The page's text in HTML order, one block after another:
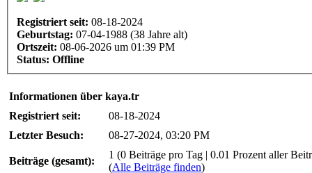
Registriert seit: 08-18-2024
Geburtstag: 07-04-1988 (38 Jahre alt)
Ortszeit: 08-06-2026 um 01:39 PM
Status: Offline
Informationen über kaya.tr
Registriert seit:
08-18-2024
Letzter Besuch:
08-27-2024, 03:20 PM
Beiträge (gesamt):
1 (0 Beiträge pro Tag | 0.01 Prozent aller
(Alle Beiträge finden)